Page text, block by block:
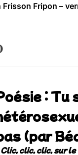
Fripon –
Festival –
: Tu
(par